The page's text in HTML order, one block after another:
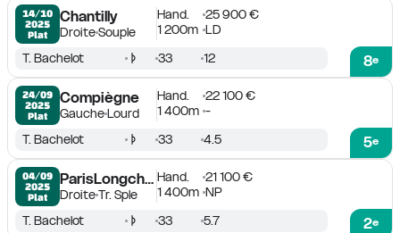
14/10
2025
Plat
Chantilly
DroiteSouple
Hand.
25 900 €
1 200m LD
8e
T. Bachelot 33 12
24/09
2025
Plat
Compiègne
GaucheLourd
Hand.
22 100 €
1 400m -
5e
T. Bachelot 33 4.5
04/09
2025
Plat
ParisLongchamp
DroiteTr. Sple
Hand.
21 100 €
1 400m NP
2e
T. Bachelot 33 5.7